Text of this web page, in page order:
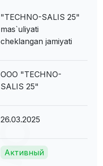
"TECHNO-SALIS 25"
mas`uliyati
cheklangan jamiyati
ООО "TECHNO-
SALIS 25"
26.03.2025
Активный